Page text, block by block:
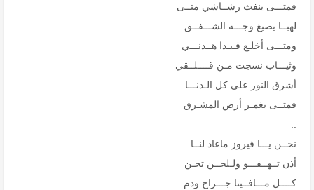
فمتـــى ينفث رشــاشي متــى
لهبــا يصبغ وجـــه الشـــفــق
ومتـــى أخلـع قـيـدا هــدنـــي
وثيـــاب نسجت مـن قــــلــقي
أشرق النور على كل الـدنـــا
فمتــى يغمـر أرض المشـرق
..
نحــن يـــا فيروز ماعاد لنــا
أذن تــهــفـــو ولـلحــن تحـن
كــــل مـــافــينا جـــراح ودم